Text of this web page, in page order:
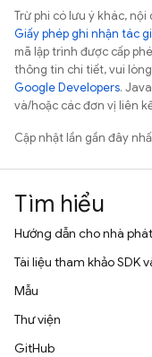
Trừ phi có lưu ý khác,
Giấy phép ghi nhận tác
mã lập trình được cấp
thông tin chi tiết, vui
Google Developers.
và/hoặc các đơn vị liên
Cập nhật lần gần đây
Tìm hiểu
Hướng dẫn cho nhà
Tài liệu tham khảo SDK
Mẫu
Thư viện
GitHub